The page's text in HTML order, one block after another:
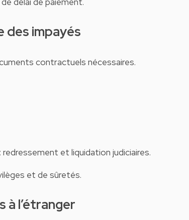
des impayés
contractuels nécessaires.
et liquidation judiciaires.
et de sûretés.
à l’étranger